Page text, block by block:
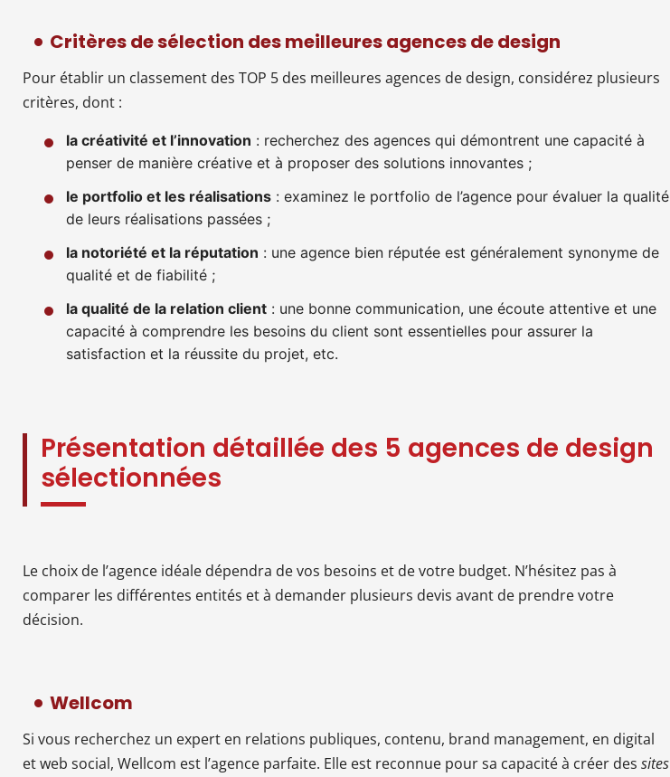
Critères de sélection des meilleures agences de design
Pour établir un classement des TOP 5 des meilleures agences de design, considérez plusieurs
critères, dont :
la créativité et l’innovation : recherchez des agences qui démontrent une capacité à
penser de manière créative et à proposer des solutions innovantes ;
le portfolio et les réalisations : examinez le portfolio de l’agence pour évaluer la qualité
de leurs réalisations passées ;
la notoriété et la réputation : une agence bien réputée est généralement synonyme de
qualité et de fiabilité ;
la qualité de la relation client : une bonne communication, une écoute attentive et une
capacité à comprendre les besoins du client sont essentielles pour assurer la
satisfaction et la réussite du projet, etc.
Présentation détaillée des 5 agences de design
sélectionnées
Le choix de l’agence idéale dépendra de vos besoins et de votre budget. N’hésitez pas à
comparer les différentes entités et à demander plusieurs devis avant de prendre votre
décision.
Wellcom
Si vous recherchez un expert en relations publiques, contenu, brand management, en digital
et web social, Wellcom est l’agence parfaite. Elle est reconnue pour sa capacité à créer des sites